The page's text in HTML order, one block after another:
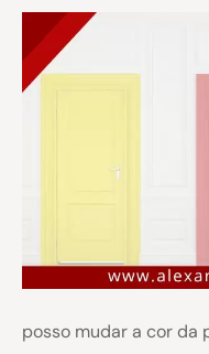
posso mudar a cor da